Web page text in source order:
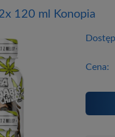
120 ml Konopia
Cena: